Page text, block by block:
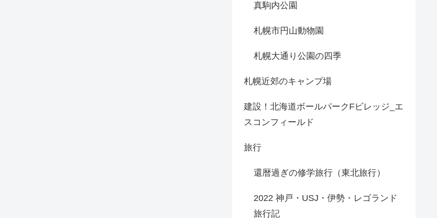
真駒内公園
札幌市円山動物園
札幌大通り公園の四季
札幌近郊のキャンプ場
建設！北海道ボールパークFビレッジ_エ
スコンフィールド
旅行
還暦過ぎの修学旅行（東北旅行）
2022 神戸・USJ・伊勢・レゴランド
旅行記